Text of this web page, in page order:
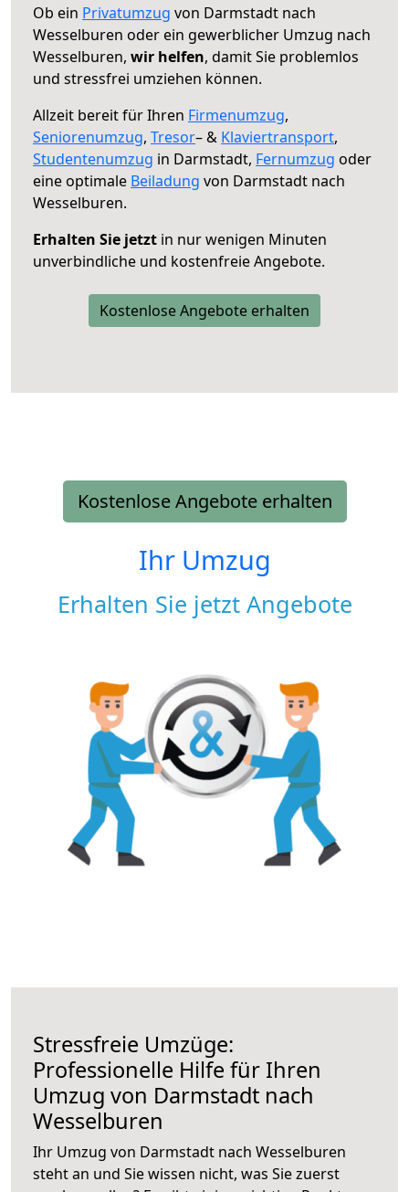
Ob ein Privatumzug von Darmstadt nach
Wesselburen oder ein gewerblicher Umzug nach
Wesselburen, wir helfen, damit Sie problemlos
und stressfrei umziehen können.
Allzeit bereit für Ihren Firmenumzug,
Seniorenumzug, Tresor– & Klaviertransport,
Studentenumzug in Darmstadt, Fernumzug oder
eine optimale Beiladung von Darmstadt nach
Wesselburen.
Erhalten Sie jetzt in nur wenigen Minuten
unverbindliche und kostenfreie Angebote.
Kostenlose Angebote erhalten
Kostenlose Angebote erhalten
Ihr Umzug
Erhalten Sie jetzt Angebote
Stressfreie Umzüge:
Professionelle Hilfe für Ihren
Umzug von Darmstadt nach
Wesselburen
Ihr Umzug von Darmstadt nach Wesselburen
steht an und Sie wissen nicht, was Sie zuerst